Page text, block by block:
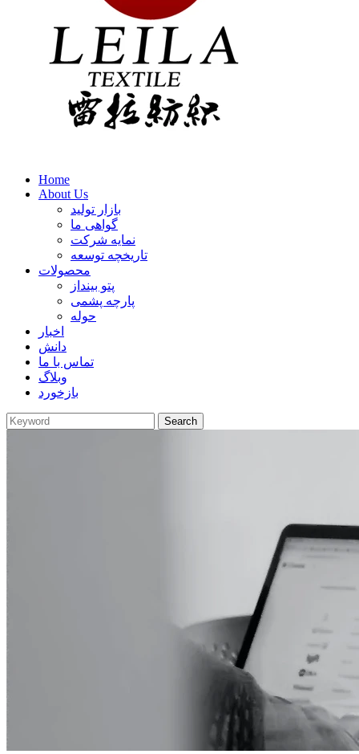
Home
About Us
بازار تولید
گواهی ما
نمایه شرکت
تاریخچه توسعه
محصولات
پتو بینداز
پارچه پشمی
حوله
اخبار
دانش
تماس با ما
وبلاگ
بازخورد